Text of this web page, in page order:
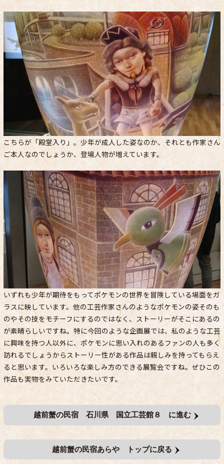
こちらが「殿堂入り」。少年が成人した姿なのか、それとも作家さん
ご本人なのでしょうか、登場人物が増えています。
いずれも少年が期待をもってポケモンの世界を冒険している場面をガ
ラスに映しています。他の工芸作家さんのようなポケモンの姿そのも
のやその技をモチーフにするのではなく、ストーリーがそこにあるの
が素晴らしいですね。特に今回のような企画展では、私のような工芸
に興味を持つ人以外に、ポケモンに思い入れのあるファンの人も多く
訪れるでしょうからストーリー性がある作品は親しみを持ってもらえ
ると思います。いろいろな楽しみ方のできる展覧会ですね。ぜひこの
作品も実物をみていただきたいです。
越前蟹の民宿 石川県 国立工芸館８ に進む
越前蟹の民宿あらや トップに戻る